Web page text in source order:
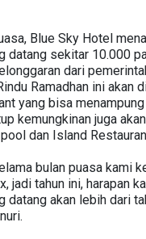
Blue Sky Hotel
datang sekitar 10.000
dari
Ramadhan ini akan
yang bisa
kemungkinan juga
dan Island
bulan puasa kami
jadi tahun ini, harapan
datang akan lebih dari